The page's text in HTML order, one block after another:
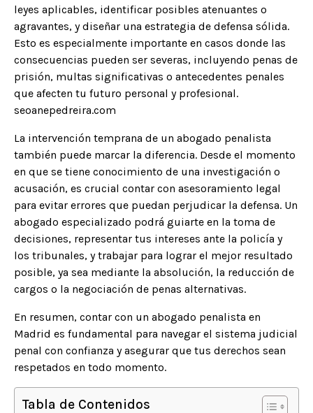
leyes aplicables, identificar posibles atenuantes o
agravantes, y diseñar una estrategia de defensa sólida.
Esto es especialmente importante en casos donde las
consecuencias pueden ser severas, incluyendo penas de
prisión, multas significativas o antecedentes penales
que afecten tu futuro personal y profesional.​
seoanepedreira.com
La intervención temprana de un abogado penalista
también puede marcar la diferencia. Desde el momento
en que se tiene conocimiento de una investigación o
acusación, es crucial contar con asesoramiento legal
para evitar errores que puedan perjudicar la defensa. Un
abogado especializado podrá guiarte en la toma de
decisiones, representar tus intereses ante la policía y
los tribunales, y trabajar para lograr el mejor resultado
posible, ya sea mediante la absolución, la reducción de
cargos o la negociación de penas alternativas.​
En resumen, contar con un abogado penalista en
Madrid es fundamental para navegar el sistema judicial
penal con confianza y asegurar que tus derechos sean
respetados en todo momento.​
Tabla de Contenidos